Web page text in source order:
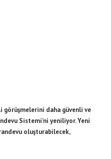
görüşmelerini daha güvenli ve
Sistemi’ni yeniliyor. Yeni
oluşturabilecek,